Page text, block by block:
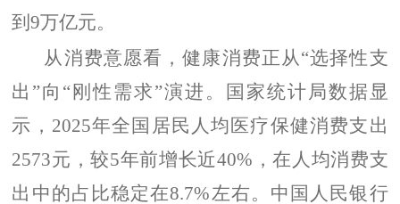
到9万亿元。
从消费意愿看，健康消费正从“选择性支
出”向“刚性需求”演进。国家统计局数据显
示，2025年全国居民人均医疗保健消费支出
2573元，较5年前增长近40%，在人均消费支
出中的占比稳定在8.7%左右。中国人民银行